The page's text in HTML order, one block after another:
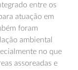
entre os
atuação em
foram
ambiental
no que
assoreadas e